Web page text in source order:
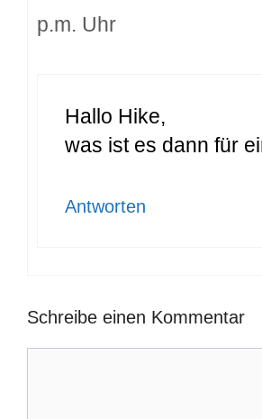
p.m. Uhr
Hallo Hike,
was ist es dann für
Antworten
Schreibe einen Kommentar